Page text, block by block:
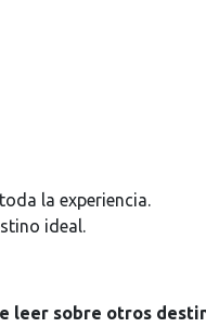
la experiencia.
ideal.
leer sobre otros